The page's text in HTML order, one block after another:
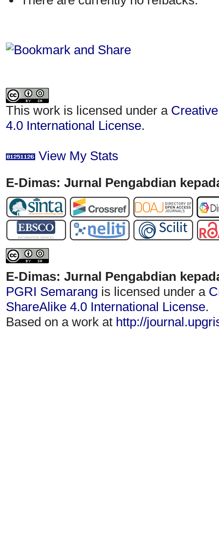
This work is licensed under a
4.0 International License.
View My Stats
E-Dimas: Jurnal Pengabdian
E-Dimas: Jurnal Pengabdian
PGRI Semarang is licensed under a
ShareAlike 4.0 International License.
Based on a work at http://